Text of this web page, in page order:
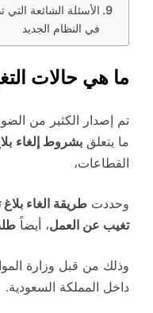
الأسئلة الشائعة
في النظام الجديد
ما هي حالات
تم إصدار الكثير من
ما يتعلق بشروط إلغاء
القطاعات،
وحددت طريقة الغاء
تغيب عن العمل، أيضاً
وذلك من قبل وزارة
داخل المملكة السعودية.